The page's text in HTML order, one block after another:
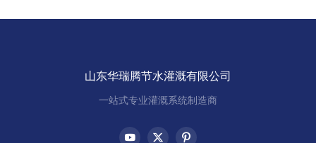
山东华瑞腾节水灌溉有限公司
一站式专业灌溉系统制造商